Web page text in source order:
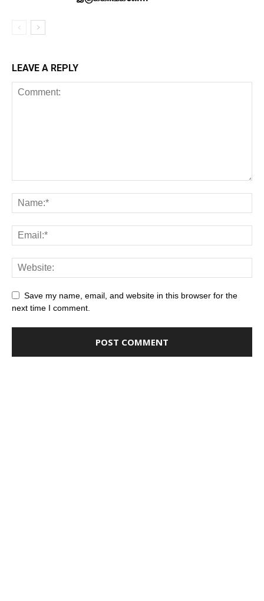
LEAVE A REPLY
Save my name, email, and website in this browser for the
next time I comment.